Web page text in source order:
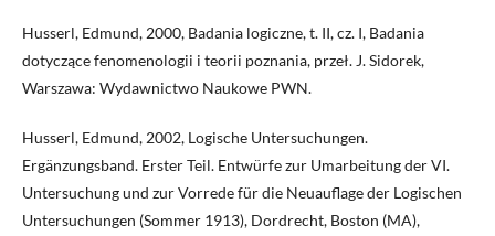
Husserl, Edmund, 2000, Badania logiczne, t. II, cz. I, Badania
dotyczące fenomenologii i teorii poznania, przeł. J. Sidorek,
Warszawa: Wydawnictwo Naukowe PWN.
Husserl, Edmund, 2002, Logische Untersuchungen.
Ergänzungsband. Erster Teil. Entwürfe zur Umarbeitung der VI.
Untersuchung und zur Vorrede für die Neuauflage der Logischen
Untersuchungen (Sommer 1913), Dordrecht, Boston (MA),